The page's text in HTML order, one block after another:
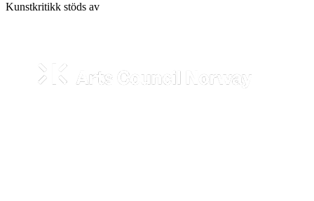
Kunstkritikk stöds av